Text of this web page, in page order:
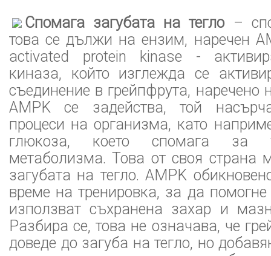
Спомага загубата на тегло–
това се дължи на ензим, наречен
activated protein kinase -
киназа, който изглежда се
съединение в грейпфрута, наречено
AMPK се задейства, той
процеси на организма, като
глюкоза, което спомага за
метаболизма. Това от своя страна
загубата на тегло. AMPK
време на тренировка, за да
използват съхранена захар и
Разбира се, това не означава, че
доведе до загуба на тегло, но